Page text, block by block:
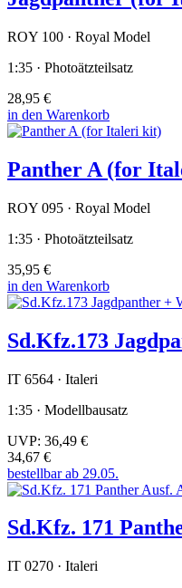
ROY 100 · Royal Model
1:35 · Photoätzteilsatz
28,95 €
in den Warenkorb
Panther A (for
ROY 095 · Royal Model
1:35 · Photoätzteilsatz
35,95 €
in den Warenkorb
Sd.Kfz.173
IT 6564 · Italeri
1:35 · Modellbausatz
UVP: 36,49 €
34,67 €
bestellbar ab 29.05.
Sd.Kfz. 171
IT 0270 · Italeri